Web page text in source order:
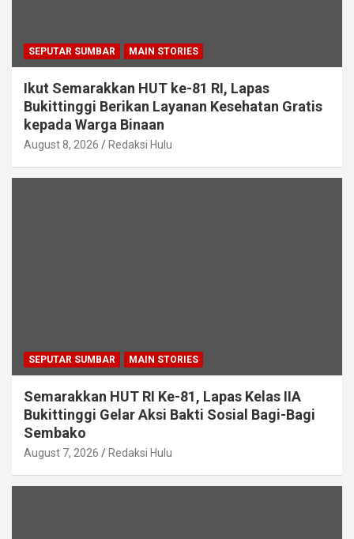
SEPUTAR SUMBAR MAIN STORIES
Ikut Semarakkan HUT ke-81 RI, Lapas
Bukittinggi Berikan Layanan Kesehatan Gratis
kepada Warga Binaan
August 8, 2026 Redaksi Hulu
SEPUTAR SUMBAR MAIN STORIES
Semarakkan HUT RI Ke-81, Lapas Kelas IIA
Bukittinggi Gelar Aksi Bakti Sosial Bagi-Bagi
Sembako
August 7, 2026 Redaksi Hulu